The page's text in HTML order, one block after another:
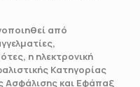
από
η ηλεκτρονική
Κατηγορίας
Ασφάλισης και Εφάπαξ